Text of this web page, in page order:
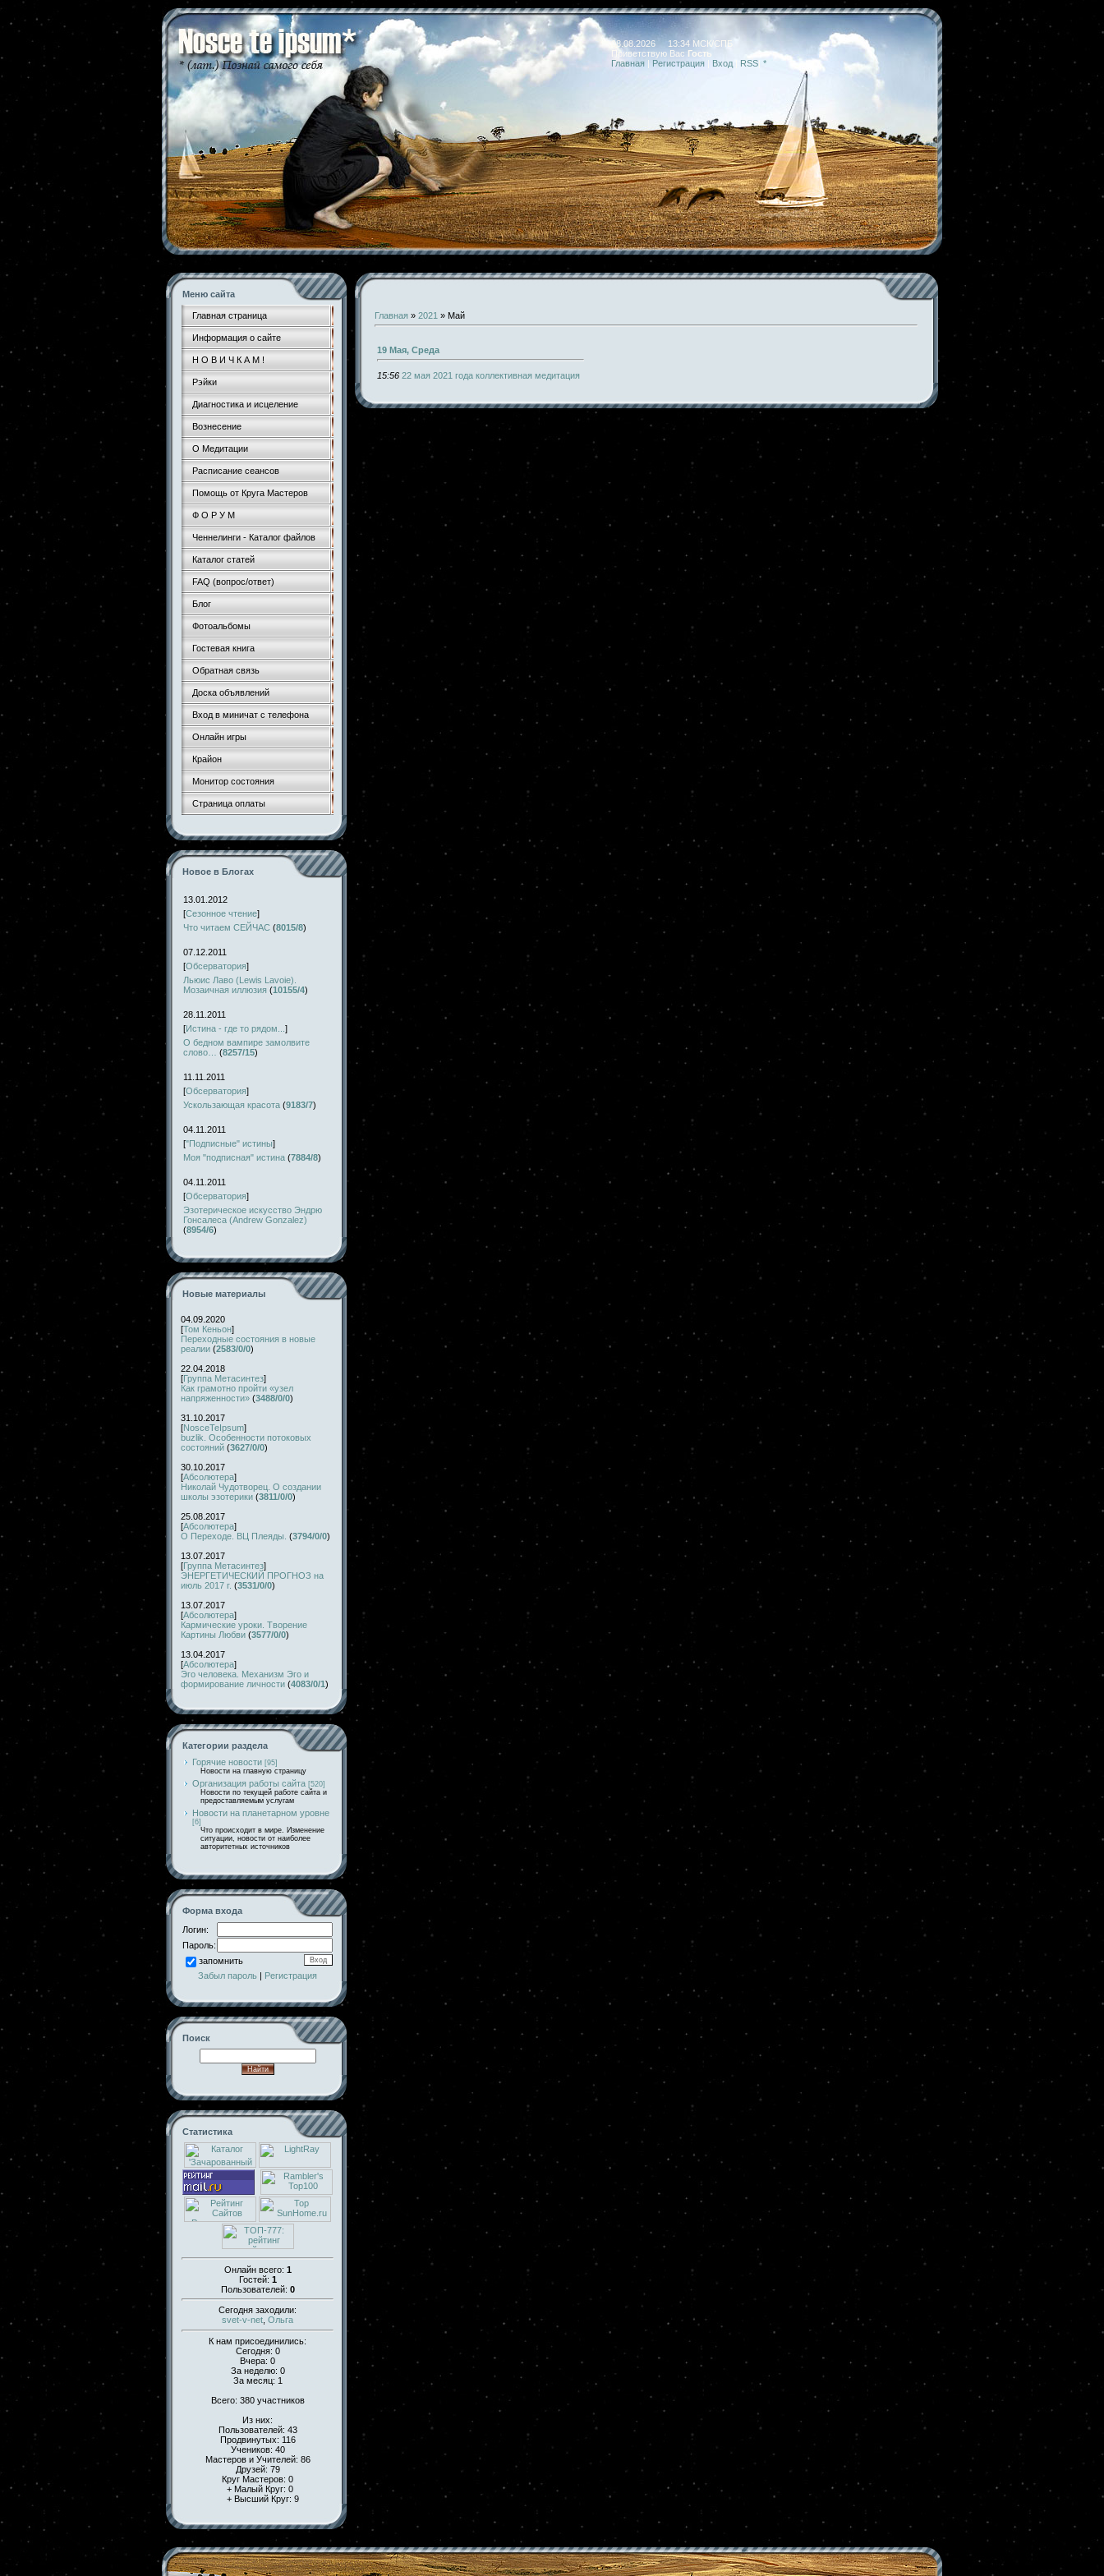
08.08.2026 13:34 МСК/СПБ
Приветствую Вас Гость
Главная | Регистрация | Вход RSS *
Меню сайта
Главная страница
Информация о сайте
Н О В И Ч К А М !
Рэйки
Диагностика и исцеление
Вознесение
О Медитации
Расписание сеансов
Помощь от Круга Мастеров
Ф О Р У М
Ченнелинги - Каталог файлов
Каталог статей
FAQ (вопрос/ответ)
Блог
Фотоальбомы
Гостевая книга
Обратная связь
Доска объявлений
Вход в миничат с телефона
Онлайн игры
Крайон
Монитор состояния
Страница оплаты
Новое в Блогах
13.01.2012
[Сезонное чтение]
Что читаем СЕЙЧАС (8015/8)
07.12.2011
[Обсерватория]
Льюис Лаво (Lewis Lavoie).
Мозаичная иллюзия (10155/4)
28.11.2011
[Истина - где то рядом... ]
О бедном вампире замолвите
слово…
(8257/15)
11.11.2011
[Обсерватория]
Ускользающая красота (9183/7)
04.11.2011
["Подписные" истины]
Моя "подписная" истина (7884/8)
04.11.2011
[Обсерватория]
Эзотерическое искусство Эндрю
Гонсалеса (Andrew Gonzalez)
(8954/6)
Новые материалы
04.09.2020
[Том Кеньон]
Переходные состояния в новые
реалии (2583/0/0)
22.04.2018
[Группа Метасинтез]
Как грамотно пройти «узел
напряженности» (3488/0/0)
31.10.2017
[NosceTeIpsum]
buzlik. Особенности потоковых
состояний (3627/0/0)
30.10.2017
[Абсолютера]
Николай Чудотворец. О создании
школы эзотерики (3811/0/0)
25.08.2017
[Абсолютера]
О Переходе. ВЦ Плеяды. (3794/0/0)
13.07.2017
[Группа Метасинтез]
ЭНЕРГЕТИЧЕСКИЙ ПРОГНОЗ на
июль 2017 г. (3531/0/0)
13.07.2017
[Абсолютера]
Кармические уроки. Творение
Картины Любви (3577/0/0)
13.04.2017
[Абсолютера]
Эго человека. Механизм Эго и
формирование личности (4083/0/1)
Категории раздела
Горячие новости [95]
Новости на главную страницу
Организация работы сайта [520]
Новости по текущей работе сайта и
предоставляемым услугам
Новости на планетарном уровне
[6]
Что происходит в мире. Изменение
ситуации, новости от наиболее
авторитетных источников
Форма входа
Логин:
Пароль:
запомнить
Забыл пароль | Регистрация
Поиск
Статистика
Онлайн всего: 1
Гостей: 1
Пользователей: 0
Сегодня заходили:
svet-v-net Ольга
К нам присоединились:
Сегодня: 0
Вчера: 0
За неделю: 0
За месяц: 1
Всего: 380 участников
Из них:
Пользователей: 43
Продвинутых: 116
Учеников: 40
Мастеров и Учителей: 86
Друзей: 79
Круг Мастеров: 0
+ Малый Круг: 0
+ Высший Круг: 9
Главная » 2021 » Май
19 Мая, Среда
15:56 22 мая 2021 года коллективная медитация